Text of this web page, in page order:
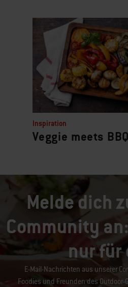
Inspiration
Veggie meets BBQ
Melde dich
Community
nur für
E-Mail-Nachrichten aus unserer
Foodies und Freunden des